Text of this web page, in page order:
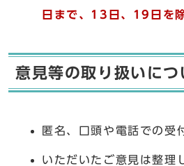
日まで、13日、19日を
意見等の取り扱いにつ
匿名、口頭や電話での受
いただいたご意見は整理